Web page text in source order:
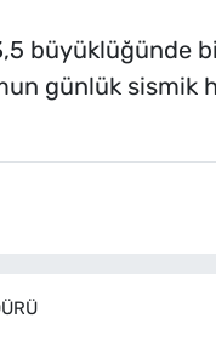
büyüklüğünde
günlük sismik